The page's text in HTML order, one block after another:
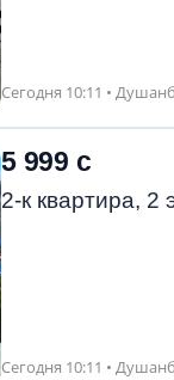
Сегодня 10:11 •
5 999 с
2-к квартира,
Сегодня 10:11 •